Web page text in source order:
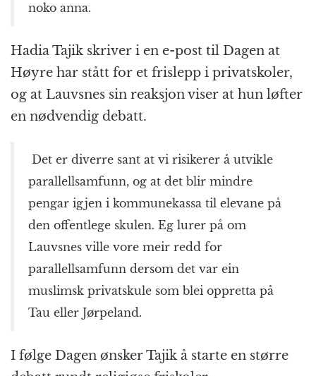
noko anna.
Hadia Tajik skriver i en e-post til Dagen at
Høyre har stått for et frislepp i privatskoler,
og at Lauvsnes sin reaksjon viser at hun løfter
en nødvendig debatt.
Det er diverre sant at vi risikerer å utvikle
parallellsamfunn, og at det blir mindre
pengar igjen i kommunekassa til elevane på
den offentlege skulen. Eg lurer på om
Lauvsnes ville vore meir redd for
parallellsamfunn dersom det var ein
muslimsk privatskule som blei oppretta på
Tau eller Jørpeland.
I følge Dagen ønsker Tajik å starte en større